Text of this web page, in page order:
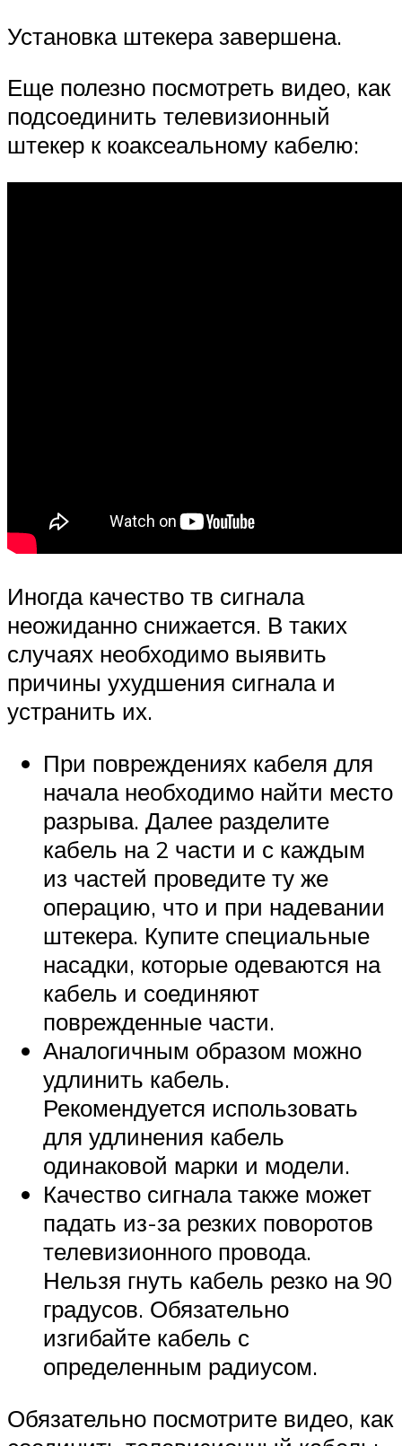
Установка штекера завершена.
Еще полезно посмотреть видео, как
подсоединить телевизионный
штекер к коаксеальному кабелю:
Иногда качество тв сигнала
неожиданно снижается. В таких
случаях необходимо выявить
причины ухудшения сигнала и
устранить их.
При повреждениях кабеля для
начала необходимо найти место
разрыва. Далее разделите
кабель на 2 части и с каждым
из частей проведите ту же
операцию, что и при надевании
штекера. Купите специальные
насадки, которые одеваются на
кабель и соединяют
поврежденные части.
Аналогичным образом можно
удлинить кабель.
Рекомендуется использовать
для удлинения кабель
одинаковой марки и модели.
Качество сигнала также может
падать из-за резких поворотов
телевизионного провода.
Нельзя гнуть кабель резко на 90
градусов. Обязательно
изгибайте кабель с
определенным радиусом.
Обязательно посмотрите видео, как